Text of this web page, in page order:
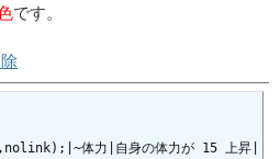
です。
体力|自身の体力が 15 上昇||